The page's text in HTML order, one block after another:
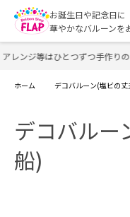
お誕生日や記念日に
華やかなバルーンを
ンジ等はひとつずつ手作りの
ホーム デコバルーン(塩ビの丈
デコバルー
船)